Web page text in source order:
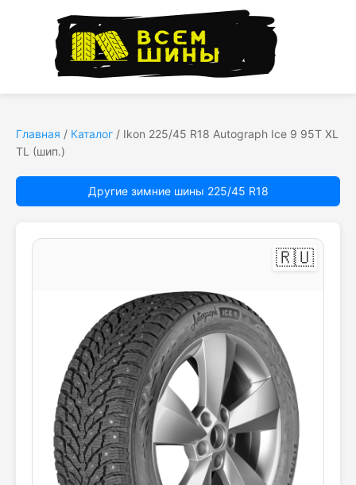
Главная / Каталог / Ikon 225/45 R18 Autograph Ice 9 95T XL
TL (шип.)
Другие зимние шины 225/45 R18
🇷🇺